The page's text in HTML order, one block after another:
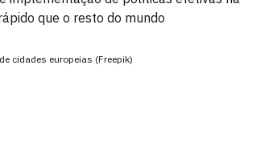
que o resto do mundo
cidades europeias (Freepik)